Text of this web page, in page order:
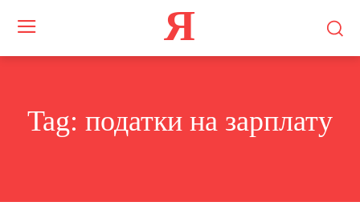
Я
Tag: податки на зарплату